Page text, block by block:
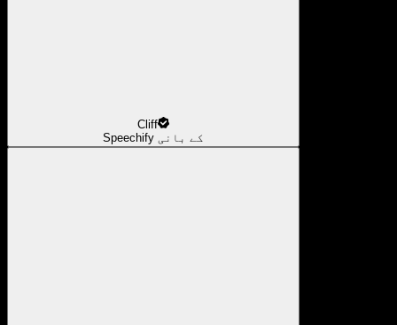
Cliff
Speechify کے بانی